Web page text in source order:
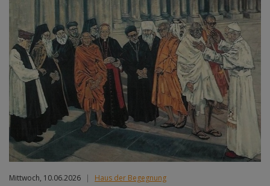
Mittwoch, 10.06.2026 | Haus der Begegnung